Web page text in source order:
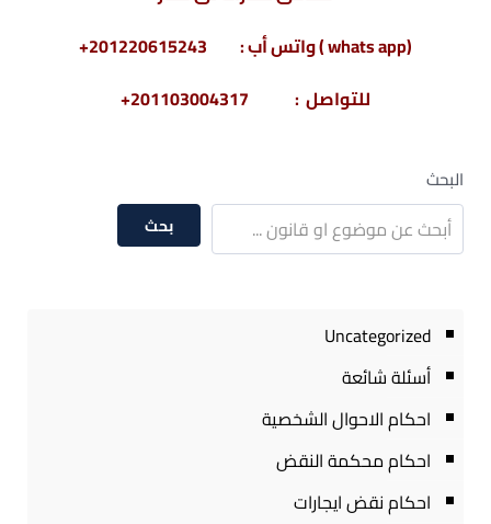
(whats app ) واتس أب : 201220615243+
للتواصل : 201103004317+
البحث
بحث
Uncategorized
أسئلة شائعة
احكام الاحوال الشخصية
احكام محكمة النقض
احكام نقض ايجارات